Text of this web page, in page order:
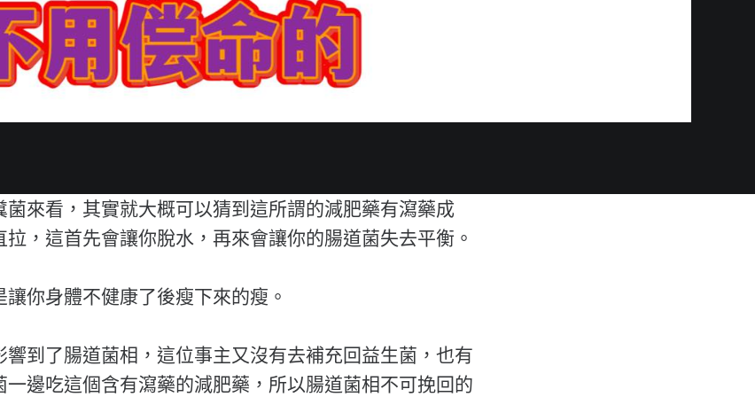
來看，其實就大概可以猜到這所謂的減肥藥有瀉藥成
，這首先會讓你脫水，再來會讓你的腸道菌失去平衡。
你身體不健康了後瘦下來的瘦。
響到了腸道菌相，這位事主又沒有去補充回益生菌，也有
一邊吃這個含有瀉藥的減肥藥，所以腸道菌相不可挽回的